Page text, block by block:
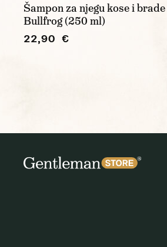
Šampon za njegu kose i brade
Bullfrog (250 ml)
22,90 €